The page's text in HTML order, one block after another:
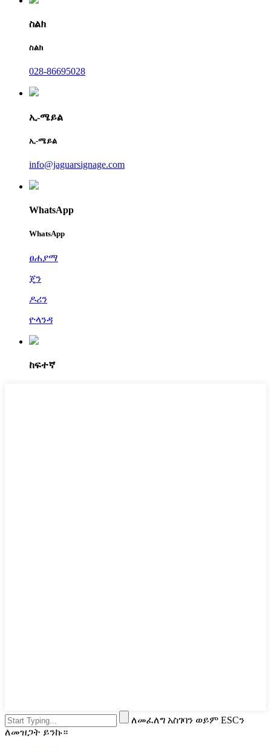
ስልክ
ስልክ
028-86695028
ኢ-ሜይል
ኢ-ሜይል
info@jaguarsignage.com
WhatsApp
WhatsApp
ፀሐያማ
ጄን
ዶሪን
ዮላንዳ
ከፍተኛ
ለመፈለግ አስገባን ወይም ESCን
ለመዝጋት ይንኩ።